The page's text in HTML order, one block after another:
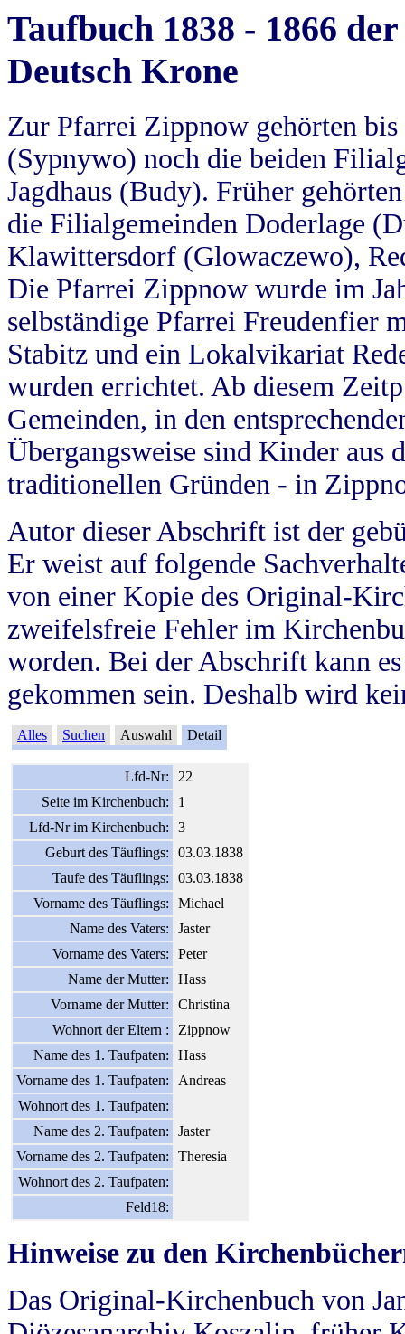
Taufbuch 1838 - 1866
Deutsch Krone
Zur Pfarrei Zippnow gehörten
(Sypnywo) noch die beiden
Jagdhaus (Budy). Früher
die Filialgemeinden Doderlage
Klawittersdorf (Glowaczewo),
Die Pfarrei Zippnow wurde im
selbständige Pfarrei Freudenfier
Stabitz und ein Lokalvikariat
wurden errichtet. Ab diesem
Gemeinden, in den
Übergangsweise sind Kinder aus
traditionellen Gründen - in
Autor dieser Abschrift ist der
Er weist auf folgende
von einer Kopie des Original-
zweifelsfreie Fehler im
worden. Bei der Abschrift kann
gekommen sein. Deshalb wird
Alles Suchen Auswahl Detail
Lfd-Nr:
22
Seite im Kirchenbuch:
1
Lfd-Nr im Kirchenbuch:
3
Geburt des Täuflings:
03.03.1838
Taufe des Täuflings:
03.03.1838
Vorname des Täuflings:
Michael
Name des Vaters:
Jaster
Vorname des Vaters:
Peter
Name der Mutter:
Hass
Vorname der Mutter:
Christina
Wohnort der Eltern :
Zippnow
Name des 1. Taufpaten:
Hass
Vorname des 1. Taufpaten:
Andreas
Wohnort des 1. Taufpaten:
Name des 2. Taufpaten:
Jaster
Vorname des 2. Taufpaten:
Theresia
Wohnort des 2. Taufpaten:
Feld18:
Hinweise zu den
Das Original-Kirchenbuch von